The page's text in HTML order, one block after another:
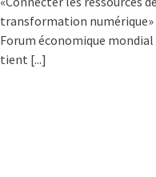
transformation numérique»
Forum économique mondial
tient [...]